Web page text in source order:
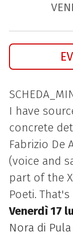
I have
concrete
Fabrizio De
(voice and
part of the
Poeti.
Venerdì 17
Nora di